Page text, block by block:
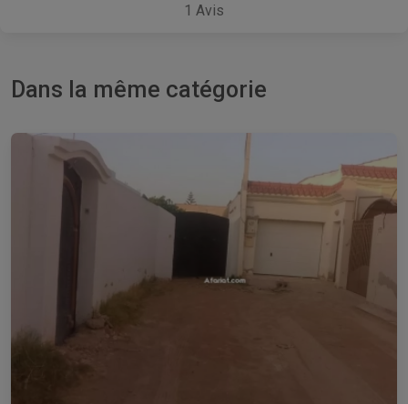
1 Avis
Dans la même catégorie